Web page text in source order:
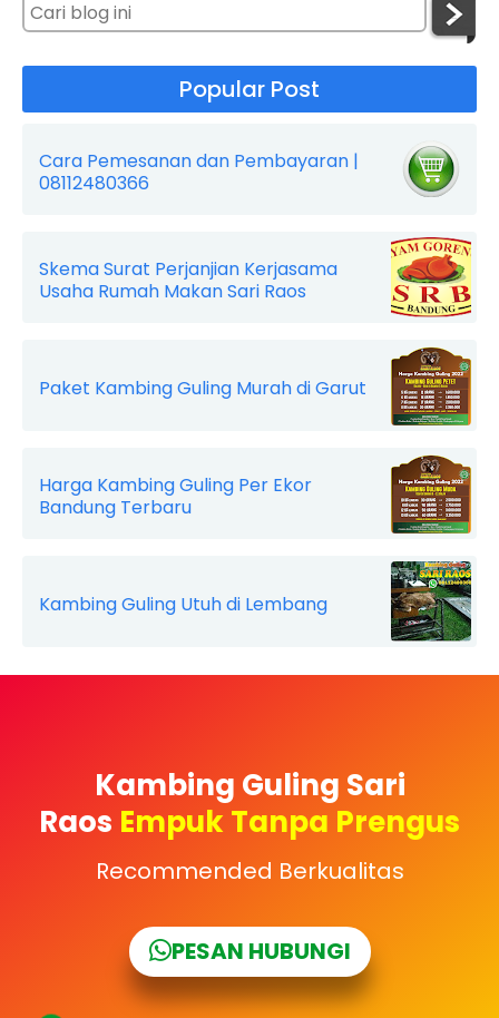
Popular Post
Cara Pemesanan dan Pembayaran |
08112480366
Skema Surat Perjanjian Kerjasama
Usaha Rumah Makan Sari Raos
Paket Kambing Guling Murah di Garut
Harga Kambing Guling Per Ekor
Bandung Terbaru
Kambing Guling Utuh di Lembang
Kambing Guling Sari
Raos Empuk Tanpa Prengus
Recommended Berkualitas
PESAN HUBUNGI